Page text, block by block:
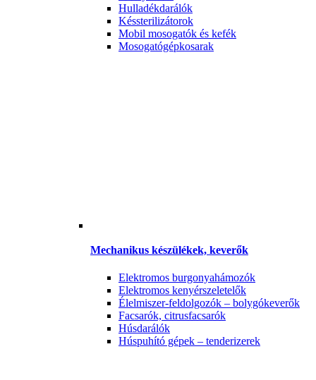
Hulladékdarálók
Késsterilizátorok
Mobil mosogatók és kefék
Mosogatógépkosarak
Mechanikus készülékek, keverők
Elektromos burgonyahámozók
Elektromos kenyérszeletelők
Élelmiszer-feldolgozók – bolygókeverők
Facsarók, citrusfacsarók
Húsdarálók
Húspuhító gépek – tenderizerek